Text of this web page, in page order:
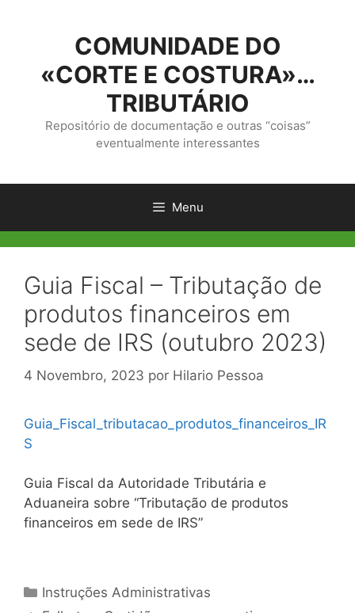
conteúdo
COMUNIDADE DO
«CORTE E COSTURA»…
TRIBUTÁRIO
Repositório de documentação e outras “coisas”
eventualmente interessantes
Menu
Guia Fiscal – Tributação de
produtos financeiros em
sede de IRS (outubro 2023)
4 Novembro, 2023 por Hilario Pessoa
Guia_Fiscal_tributacao_produtos_financeiros_IR
S
Guia Fiscal da Autoridade Tributária e
Aduaneira sobre “Tributação de produtos
financeiros em sede de IRS”
Categorias
Instruções Administrativas